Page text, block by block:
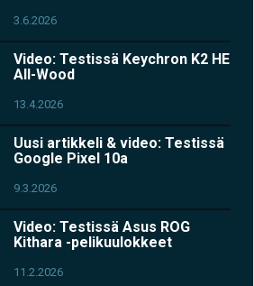
3.6.2026
Video: Testissä Keychron K2 HE
All-Wood
13.4.2026
Uusi artikkeli & video: Testissä
Google Pixel 10a
9.3.2026
Video: Testissä Asus ROG
Kithara -pelikuulokkeet
11.2.2026